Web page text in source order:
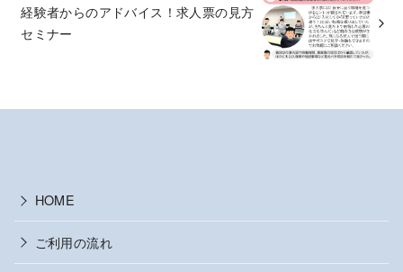
経験者からのアドバイス！求人票の見方
セミナー
HOME
ご利用の流れ